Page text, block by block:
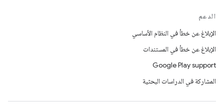
الدعم
الإبلاغ عن خطأ في النظام الأساسي
الإبلاغ عن خطأ في المستندات
Google Play support
المشاركة في الدراسات البحثية